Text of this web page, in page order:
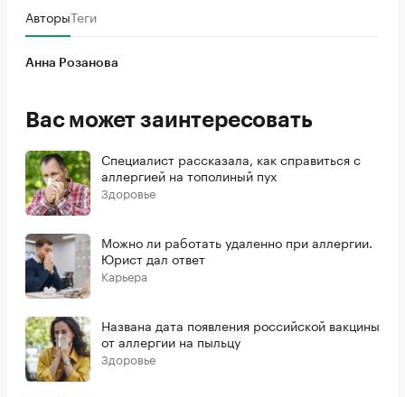
АвторыТеги
Анна Розанова
Вас может заинтересовать
Специалист рассказала, как справиться с
аллергией на тополиный пух
Здоровье
Можно ли работать удаленно при аллергии.
Юрист дал ответ
Карьера
Названа дата появления российской вакцины
от аллергии на пыльцу
Здоровье